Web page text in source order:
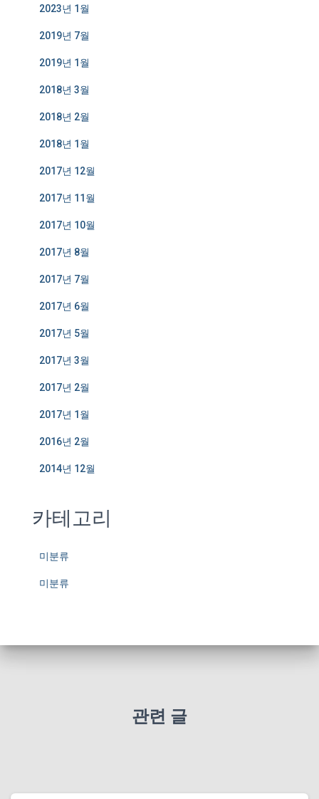
2023년 1월
2019년 7월
2019년 1월
2018년 3월
2018년 2월
2018년 1월
2017년 12월
2017년 11월
2017년 10월
2017년 8월
2017년 7월
2017년 6월
2017년 5월
2017년 3월
2017년 2월
2017년 1월
2016년 2월
2014년 12월
카테고리
미분류
미분류
관련 글